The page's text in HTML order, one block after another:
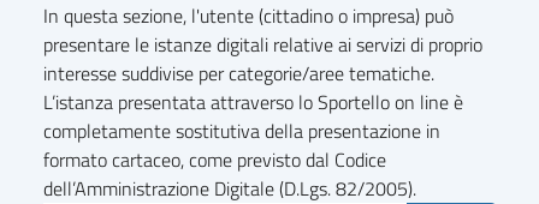
In questa sezione, l'utente (cittadino o impresa) può
presentare le istanze digitali relative ai servizi di proprio
interesse suddivise per categorie/aree tematiche.
L’istanza presentata attraverso lo Sportello on line è
completamente sostitutiva della presentazione in
formato cartaceo, come previsto dal Codice
dell’Amministrazione Digitale (D.Lgs. 82/2005).